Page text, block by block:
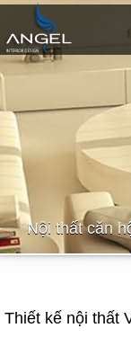
Nội thất căn
Thiết kế nội thất